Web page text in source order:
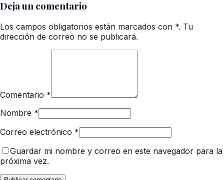
Deja un comentario
Los campos obligatorios están marcados con *. Tu
dirección de correo no se publicará.
Comentario *
Nombre *
Correo electrónico *
Guardar mi nombre y correo en este navegador para la
próxima vez.